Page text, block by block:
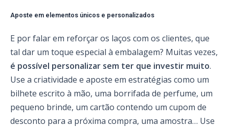
Aposte em elementos únicos e personalizados
E por falar em reforçar os laços com os clientes, que
tal dar um toque especial à embalagem? Muitas vezes,
é possível personalizar sem ter que investir muito.
Use a criatividade e aposte em estratégias como um
bilhete escrito à mão, uma borrifada de perfume, um
pequeno brinde, um cartão contendo um cupom de
desconto para a próxima compra, uma amostra… Use